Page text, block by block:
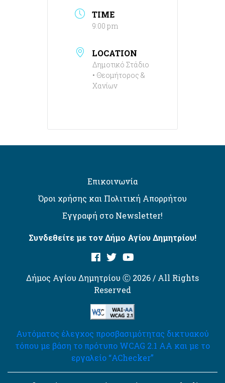
TIME
9:00 pm
LOCATION
Δημοτικό Στάδιο
• Θεομήτορος &
Χανίων
Επικοινωνία
Όροι χρήσης και Πολιτική Απορρήτου
Εγγραφή στο Newsletter!
Συνδεθείτε με τον Δήμο Αγίου Δημητρίου!
Δήμος Αγίου Δημητρίου Ⓒ 2026 / All Rights
Reserved
Αυτόματος έλεγχος προσβασιμότητας δικτυακού
τόπου με βάση το πρότυπο WCAG 2.1 AA και με το
εργαλείο “AChecker”